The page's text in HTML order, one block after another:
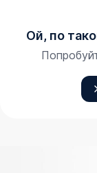
Ой, по